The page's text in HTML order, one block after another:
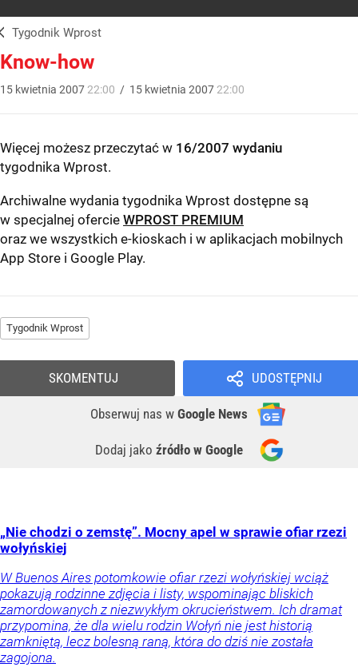
Tygodnik Wprost
Know-how
15 kwietnia 2007 22:00 / 15 kwietnia 2007 22:00
Więcej możesz przeczytać w 16/2007 wydaniu
tygodnika Wprost.
Archiwalne wydania tygodnika Wprost dostępne są
w specjalnej ofercie WPROST PREMIUM
oraz we wszystkich e-kioskach i w aplikacjach mobilnych
App Store i Google Play.
Tygodnik Wprost
UDOSTĘPNIJ
Obserwuj nas w Google News
Dodaj jako źródło w Google
SKOMENTUJ
„Nie chodzi o zemstę”. Mocny apel w sprawie ofiar rzezi
wołyńskiej
W Buenos Aires potomkowie ofiar rzezi wołyńskiej wciąż
pokazują rodzinne zdjęcia i listy, wspominając bliskich
zamordowanych z niezwykłym okrucieństwem. Ich dramat
przypomina, że dla wielu rodzin Wołyń nie jest historią
zamkniętą, lecz bolesną raną, która do dziś nie została
zagojona.